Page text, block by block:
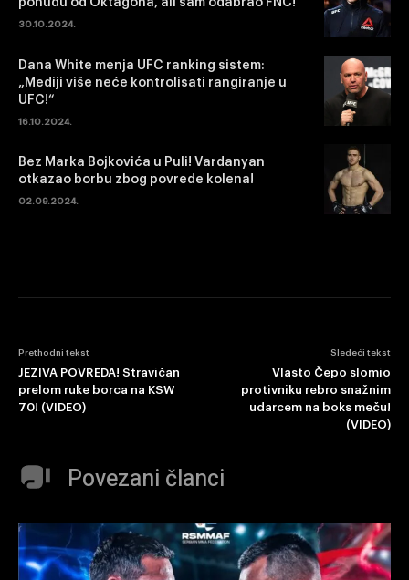
30.10.2024.
Dana White menja UFC ranking sistem:
„Mediji više neće kontrolisati rangiranje u
UFC!“
16.10.2024.
Bez Marka Bojkovića u Puli! Vardanyan
otkazao borbu zbog povrede kolena!
02.09.2024.
Prethodni tekst
JEZIVA POVREDA! Stravičan
prelom ruke borca na KSW
70! (VIDEO)
Sledeći tekst
Vlasto Čepo slomio
protivniku rebro snažnim
udarcem na boks meču!
(VIDEO)
Povezani članci